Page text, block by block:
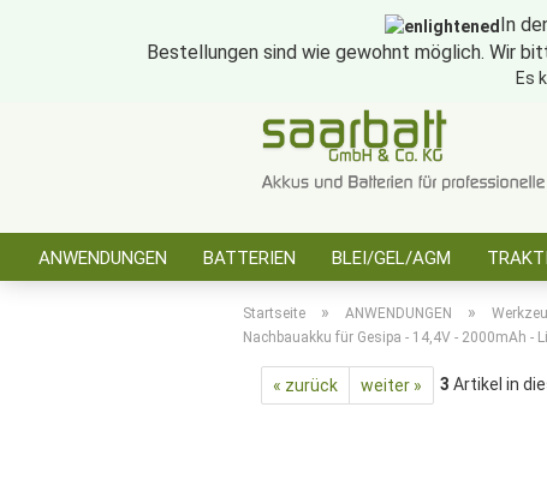
In
Bestellungen sind wie gewohnt möglich. Wir
Es
ANWENDUNGEN BATTERIEN BLEI/GEL/AGM
Startseite » ANWENDUNGEN »
Nachbauakku für Gesipa - 14,4V - 2000mAh -
« zurück weiter » 3 Artikel in